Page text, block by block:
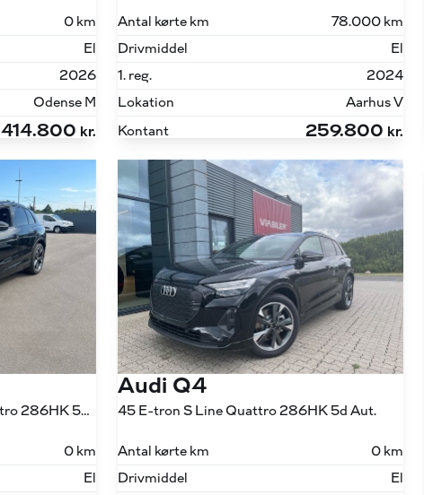
0 km
El
2026
Odense M
414.800 kr.
Antal kørte km
78.000 km
Drivmiddel
El
1. reg.
2024
Lokation
Aarhus V
Kontant
259.800 kr.
45 E-tron S Line Edition Quattro 286HK 5d Aut.
0 km
El
Audi Q4
45 E-tron S Line Quattro 286HK 5d Aut.
Antal kørte km
0 km
Drivmiddel
El